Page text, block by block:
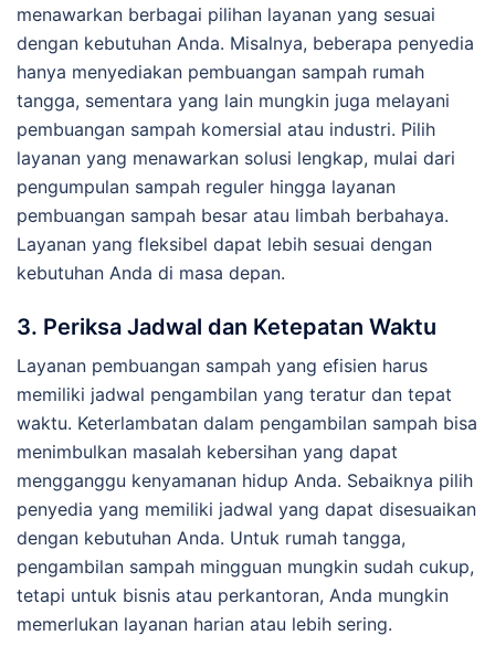
menawarkan berbagai pilihan layanan yang sesuai
dengan kebutuhan Anda. Misalnya, beberapa penyedia
hanya menyediakan pembuangan sampah rumah
tangga, sementara yang lain mungkin juga melayani
pembuangan sampah komersial atau industri. Pilih
layanan yang menawarkan solusi lengkap, mulai dari
pengumpulan sampah reguler hingga layanan
pembuangan sampah besar atau limbah berbahaya.
Layanan yang fleksibel dapat lebih sesuai dengan
kebutuhan Anda di masa depan.
3. Periksa Jadwal dan Ketepatan Waktu
Layanan pembuangan sampah yang efisien harus
memiliki jadwal pengambilan yang teratur dan tepat
waktu. Keterlambatan dalam pengambilan sampah bisa
menimbulkan masalah kebersihan yang dapat
mengganggu kenyamanan hidup Anda. Sebaiknya pilih
penyedia yang memiliki jadwal yang dapat disesuaikan
dengan kebutuhan Anda. Untuk rumah tangga,
pengambilan sampah mingguan mungkin sudah cukup,
tetapi untuk bisnis atau perkantoran, Anda mungkin
memerlukan layanan harian atau lebih sering.